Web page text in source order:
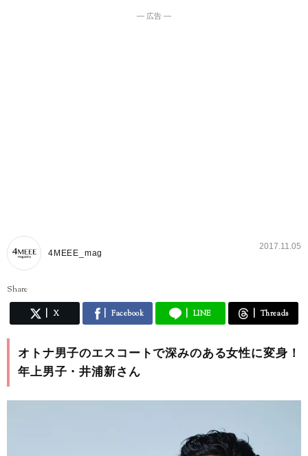
― 広告 ―
4MEEE_mag
2017.11.05
Share
X Facebook LINE Threads
オトナ男子のエスコートで深みのある女性に変身！
年上男子・井浦新さん